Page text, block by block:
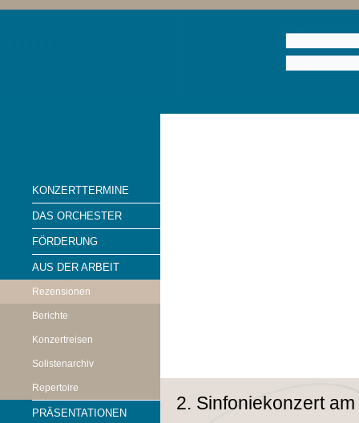
KONZERTTERMINE
DAS ORCHESTER
FÖRDERUNG
AUS DER ARBEIT
Rezensionen
Berichte
Konzertreisen
Solistenarchiv
Repertoire
PRÄSENTATIONEN 2. Sinfoniekonzert